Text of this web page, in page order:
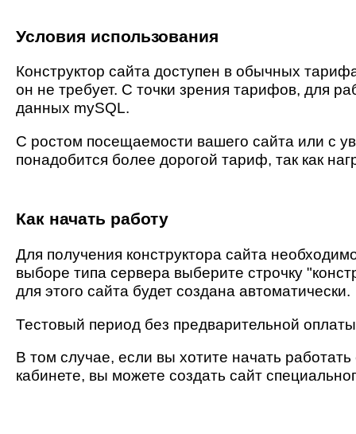
Условия использования
Конструктор сайта доступен в обычных
он не требует. С точки зрения тарифов, для
данных mySQL.
С ростом посещаемости вашего сайта или с
понадобится более дорогой тариф, так как
Как начать работу
Для получения конструктора сайта
выборе типа сервера выберите строчку
для этого сайта будет создана автоматически.
Тестовый период без предварительной
В том случае, если вы хотите начать
кабинете, вы можете создать сайт